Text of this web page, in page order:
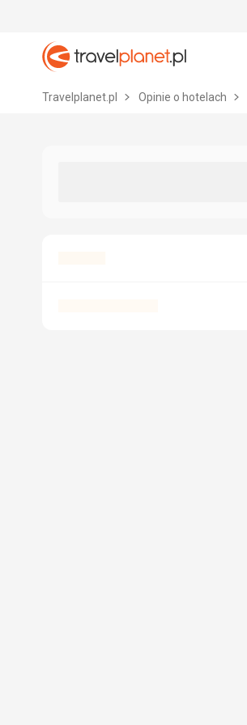
Travelplanet.pl
Travelplanet.pl Opinie o hotelach